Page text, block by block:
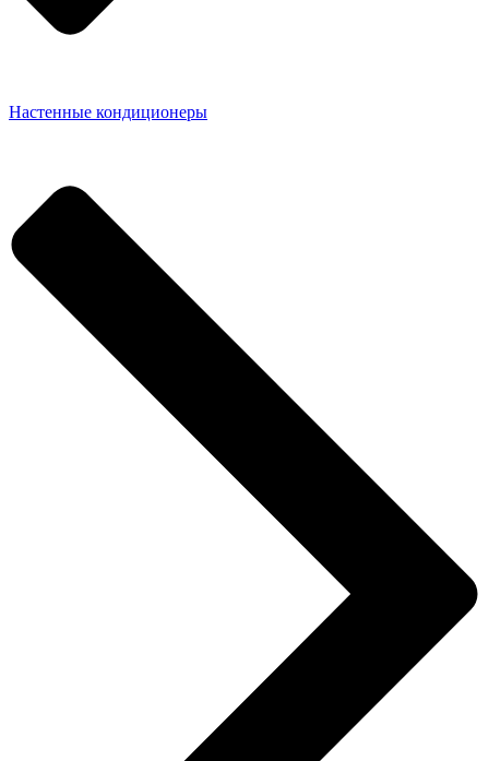
Настенные кондиционеры